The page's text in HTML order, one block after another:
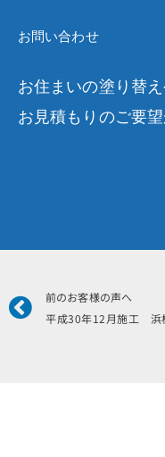
お問い合わせ
お住まいの塗り替
お見積もりのご要
Prev
前のお客様の声へ
平成30年12月施工